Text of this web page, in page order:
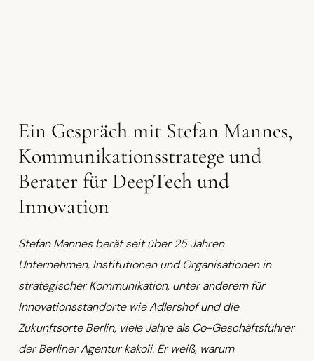
Ein Gespräch mit Stefan Mannes,
Kommunikationsstratege und
Berater für DeepTech und
Innovation
Stefan Mannes berät seit über 25 Jahren
Unternehmen, Institutionen und Organisationen in
strategischer Kommunikation, unter anderem für
Innovationsstandorte wie Adlershof und die
Zukunftsorte Berlin, viele Jahre als Co-Geschäftsführer
der Berliner Agentur kakoii. Er weiß, warum